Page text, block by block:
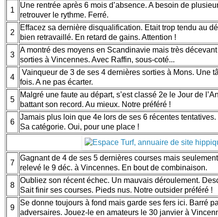
1
Une rentrée après 6 mois d’absence. A besoin de
retrouver le rythme. Ferré.
2
Effacez sa dernière disqualification. Etait trop tendu au
bien retravaillé. En retard de gains. Attention !
3
A montré des moyens en Scandinavie mais très
sorties à Vincennes. Avec Raffin, sous-coté...
4
Vainqueur de 3 de ses 4 dernières sorties à Mons. Une
fois. A ne pas écarter.
5
Malgré une faute au départ, s’est classé 2e le Jour de
battant son record. Au mieux. Notre préféré !
6
Jamais plus loin que 4e lors de ses 6 récentes
Sa catégorie. Oui, pour une place !
7
Gagnant de 4 de ses 5 dernières courses mais
relevé le 9 déc. à Vincennes. En bout de combinaison.
8
Oubliez son récent échec. Un mauvais déroulement.
Sait finir ses courses. Pieds nus. Notre outsider préféré !
9
Se donne toujours à fond mais garde ses fers ici. Barré
adversaires. Jouez-le en amateurs le 30 janvier à